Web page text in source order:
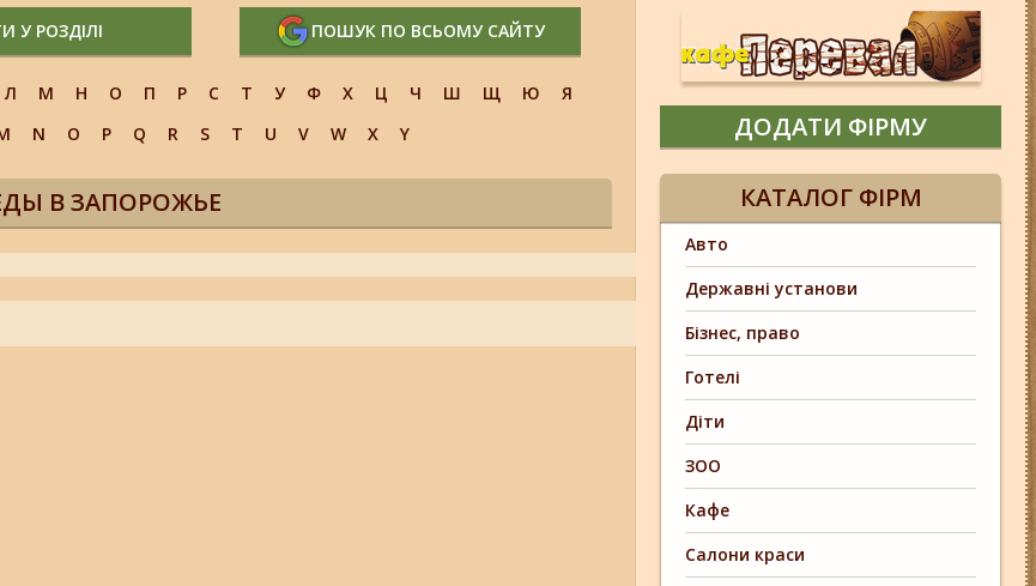
У РОЗДІЛІ ПОШУК ПО ВСЬОМУ САЙТУ
Л М Н О П Р С Т У Ф Х Ц Ч Ш Щ Ю
Я
N O P Q R S T U V W X Y
В ЗАПОРОЖЬЕ
ДОДАТИ ФІРМУ
КАТАЛОГ ФІРМ
Авто
Державні установи
Бізнес, право
Готелі
Діти
ЗОО
Кафе
Салони краси